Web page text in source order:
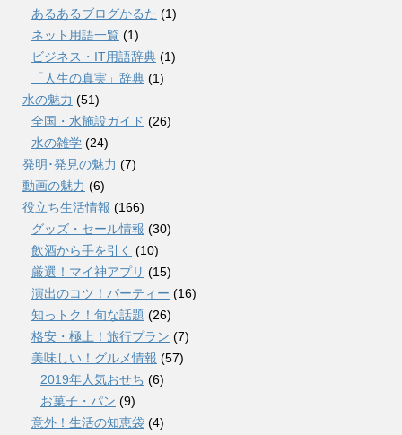
あるあるブログかるた (1)
ネット用語一覧 (1)
ビジネス・IT用語辞典 (1)
「人生の真実」辞典 (1)
水の魅力 (51)
全国・水施設ガイド (26)
水の雑学 (24)
発明･発見の魅力 (7)
動画の魅力 (6)
役立ち生活情報 (166)
グッズ・セール情報 (30)
飲酒から手を引く (10)
厳選！マイ神アプリ (15)
演出のコツ！パーティー (16)
知っトク！旬な話題 (26)
格安・極上！旅行プラン (7)
美味しい！グルメ情報 (57)
2019年人気おせち (6)
お菓子・パン (9)
意外！生活の知恵袋 (4)